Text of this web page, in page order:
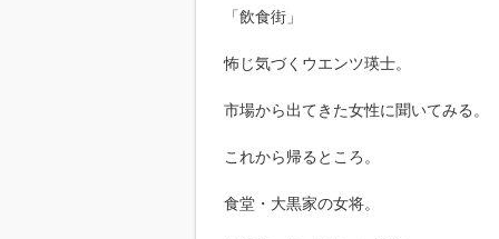
「飲食街」
怖じ気づくウエンツ瑛士。
市場から出てきた女性に聞いてみる。
これから帰るところ。
食堂・大黒家の女将。